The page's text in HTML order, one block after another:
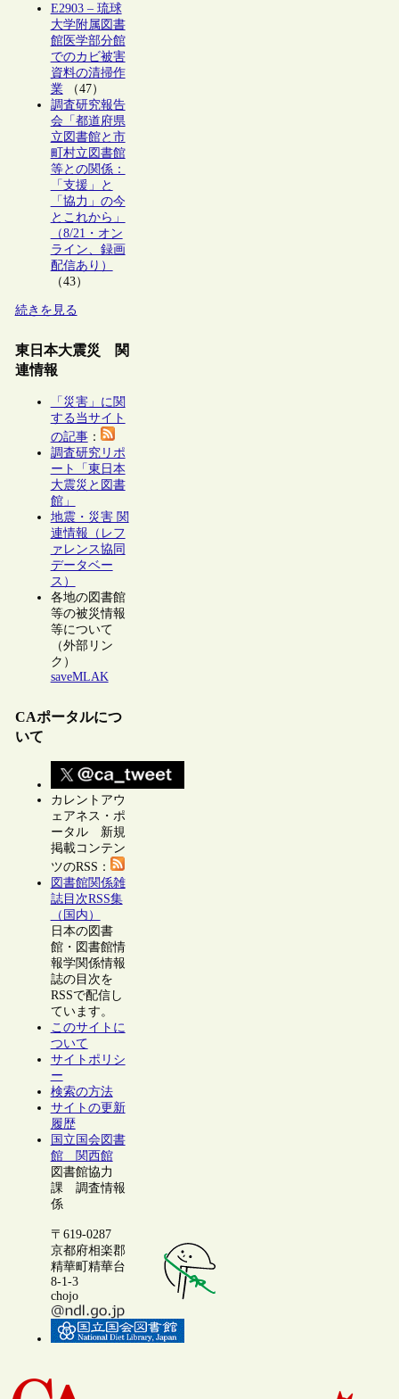
E2903 – 琉球
大学附属図書
館医学部分館
でのカビ被害
資料の清掃作
業（47）
調査研究報告
会「都道府県
立図書館と市
町村立図書館
等との関係：
「支援」と
「協力」の今
とこれから」
（8/21・オン
ライン、録画
配信あり）
（43）
続きを見る
東日本大震災 関
連情報
「災害」に関
する当サイト
の記事：
調査研究リポ
ート「東日本
大震災と図書
館」
地震・災害 関
連情報（レフ
ァレンス協同
データベー
ス）
各地の図書館
等の被災情報
等について
（外部リン
ク）
saveMLAK
CAポータルにつ
いて
カレントアウ
ェアネス・ポ
ータル 新規
掲載コンテン
ツのRSS：
図書館関係雑
誌目次RSS集
（国内）
日本の図書
館・図書館情
報学関係情報
誌の目次を
RSSで配信し
ています。
このサイトに
ついて
サイトポリシ
ー
検索の方法
サイトの更新
履歴
国立国会図書
館 関西館
図書館協力
課 調査情報
係
〒619-0287
京都府相楽郡
精華町精華台
8-1-3
chojo